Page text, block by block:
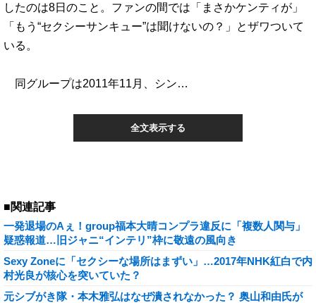
したのは8日のこと。ファンの間では「まさかケンティが」
「もう“セクシーサンキュー”は聞けないの？」とザワついて
いる。
同グループは2011年11月、シン…
全文表示する
■関連記事
一発退場のAぇ！group福本大晴コンプラ違反に「複数人関与」
疑惑報道…旧ジャニ“インテリ”枠に敬遠の風向き
Sexy Zoneに「セクシーな場所はまずい」…2017年NHK紅白で内
村光良が核心を突いていた？
元シブがき隊・本木雅弘はなぜ潰されなかった？ 奥山和由氏が